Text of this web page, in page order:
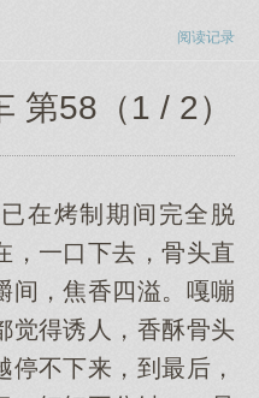
阅读记录
第58（1 / 2）
在烤制期间完全脱
，一口下去，骨头直
间，焦香四溢。嘎嘣
觉得诱人，香酥骨头
不下来，到最后，